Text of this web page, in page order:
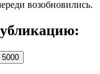
возобновились.
5000